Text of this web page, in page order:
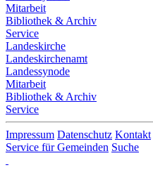
Mitarbeit
Bibliothek & Archiv
Service
Landeskirche
Landeskirchenamt
Landessynode
Mitarbeit
Bibliothek & Archiv
Service
Impressum Datenschutz Kontakt
Service für Gemeinden Suche